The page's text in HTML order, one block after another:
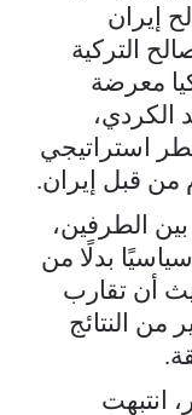
إيران
التركية
معرضة
الكردي،
استراتيجي
من قبل إيران.
الطرفين،
بدلًا من
أن تقارب
من النتائج
انتبهت